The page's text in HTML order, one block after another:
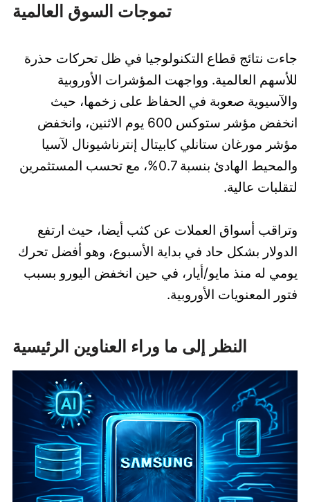
تموجات السوق العالمية
جاءت نتائج قطاع التكنولوجيا في ظل تحركات حذرة
للأسهم العالمية. وواجهت المؤشرات الأوروبية
والآسيوية صعوبة في الحفاظ على زخمها، حيث
انخفض مؤشر ستوكس 600 يوم الاثنين، وانخفض
مؤشر مورغان ستانلي كابيتال إنترناشيونال لآسيا
والمحيط الهادئ بنسبة 0.7%، مع تحسب المستثمرين
لتقلبات عالية.
وتراقب أسواق العملات عن كثب أيضا، حيث ارتفع
الدولار بشكل حاد في بداية الأسبوع، وهو أفضل تحرك
يومي له منذ مايو/أيار، في حين انخفض اليورو بسبب
فتور المعنويات الأوروبية.
النظر إلى ما وراء العناوين الرئيسية